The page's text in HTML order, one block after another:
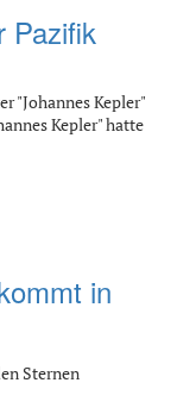
Pazifik
"Johannes Kepler"
Kepler" hatte
in
Sternen